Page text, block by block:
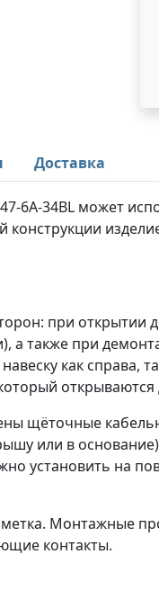
Доставка
6A-34BL может
конструкции
при открытии
а также при
как справа,
открываются
щёточные
или в
установить на
Монтажные
контакты.